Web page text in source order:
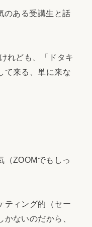
のある受講生と話
れども、「ドタキ
て来る、単に来な
（ZOOMでもしっ
ティング的（セー
ないのだから、